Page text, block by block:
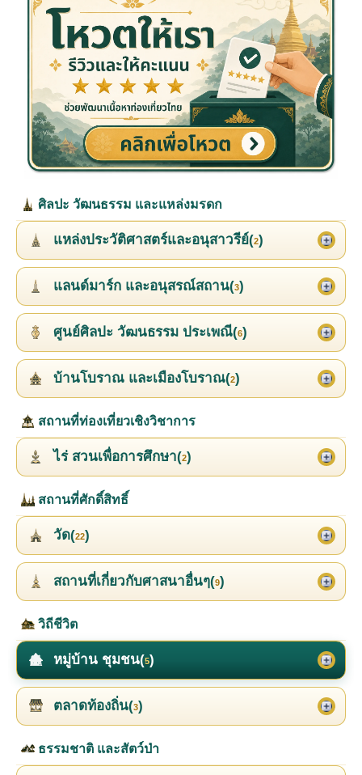
ศิลปะ วัฒนธรรม และแหล่งมรดก
แหล่งประวัติศาสตร์และอนุสาวรีย์(2)
แลนด์มาร์ก และอนุสรณ์สถาน(3)
ศูนย์ศิลปะ วัฒนธรรม ประเพณี(6)
บ้านโบราณ และเมืองโบราณ(2)
สถานที่ท่องเที่ยวเชิงวิชาการ
ไร่ สวนเพื่อการศึกษา(2)
สถานที่ศักดิ์สิทธิ์
วัด(22)
สถานที่เกี่ยวกับศาสนาอื่นๆ(9)
วิถีชีวิต
หมู่บ้าน ชุมชน(5)
ตลาดท้องถิ่น(3)
ธรรมชาติ และสัตว์ป่า